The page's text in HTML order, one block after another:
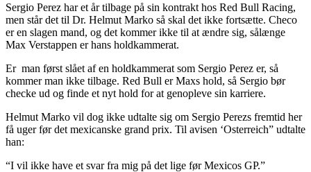
Sergio Perez har et år tilbage på sin kontrakt hos Red Bull Racing,
men står det til Dr. Helmut Marko så skal det ikke fortsætte. Checo
er en slagen mand, og det kommer ikke til at ændre sig, sålænge
Max Verstappen er hans holdkammerat.
Er man først slået af en holdkammerat som Sergio Perez er, så
kommer man ikke tilbage. Red Bull er Maxs hold, så Sergio bør
checke ud og finde et nyt hold for at genopleve sin karriere.
Helmut Marko vil dog ikke udtalte sig om Sergio Perezs fremtid her
få uger før det mexicanske grand prix. Til avisen ‘Osterreich” udtalte
han:
“I vil ikke have et svar fra mig på det lige før Mexicos GP.”